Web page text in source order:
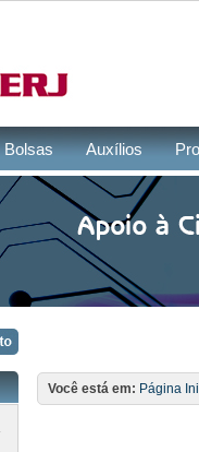
Bolsas Auxílios
Você está em: Página